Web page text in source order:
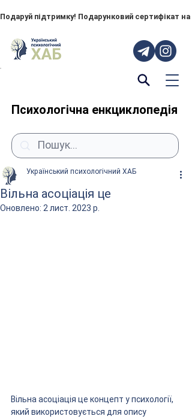
Подаруй підтримку! Подарунковий сертифікат
Психологічна енкциклопедія
Вільна асоціація це
Український психологічний ХАБ
Оновлено: 2 лист. 2023 р.
Вільна асоціація це концепт у психології,
який використовується для опису